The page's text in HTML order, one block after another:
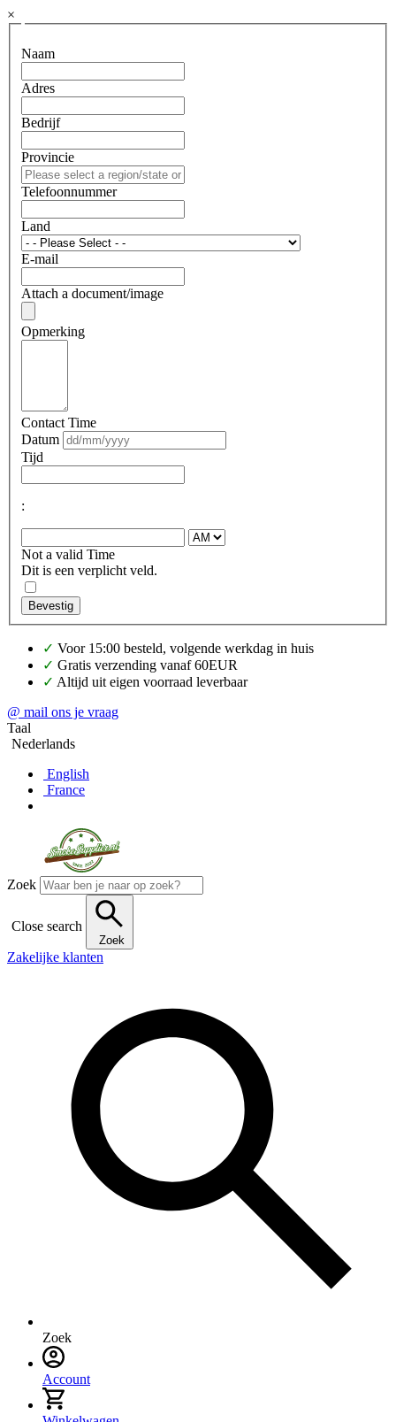
×
Naam
Adres
Bedrijf
Provincie
Telefoonnummer
Land
E-mail
Attach a document/image
Opmerking
Contact Time
Datum
Tijd
:
Not a valid Time
Dit is een verplicht veld.
Bevestig
✓ Voor 15:00 besteld, volgende werkdag in huis
✓ Gratis verzending vanaf 60EUR
✓ Altijd uit eigen voorraad leverbaar
@ mail ons je vraag
Taal
Nederlands
English
France
Zoek
Close search
Zoek
Zakelijke klanten
Zoek
Account